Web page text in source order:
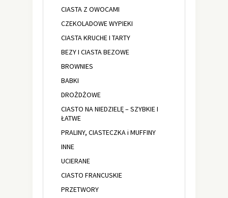
CIASTA Z OWOCAMI
CZEKOLADOWE WYPIEKI
CIASTA KRUCHE I TARTY
BEZY I CIASTA BEZOWE
BROWNIES
BABKI
DROŻDŻOWE
CIASTO NA NIEDZIELĘ – SZYBKIE I
ŁATWE
PRALINY, CIASTECZKA i MUFFINY
INNE
UCIERANE
CIASTO FRANCUSKIE
PRZETWORY